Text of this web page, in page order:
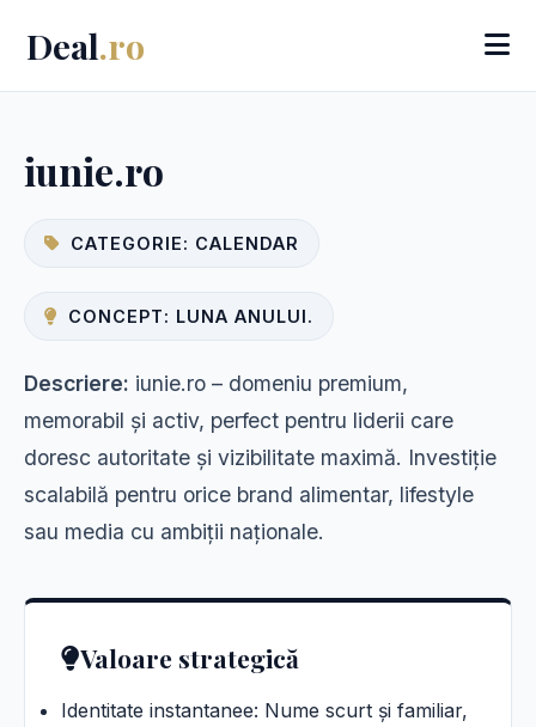
Deal.ro
iunie.ro
CATEGORIE: CALENDAR
CONCEPT: LUNA ANULUI.
Descriere: iunie.ro – domeniu premium,
memorabil și activ, perfect pentru liderii care
doresc autoritate și vizibilitate maximă. Investiție
scalabilă pentru orice brand alimentar, lifestyle
sau media cu ambiții naționale.
Valoare strategică
Identitate instantanee: Nume scurt și familiar,